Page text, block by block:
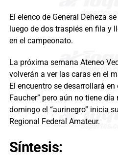
El elenco de General Deheza
luego de dos traspiés en fila y
en el campeonato.
La próxima semana Ateneo
volverán a ver las caras en el
El encuentro se desarrollará
Faucher” pero aún no tiene día
domingo el “aurinegro” inicia
Regional Federal Amateur.
Síntesis: